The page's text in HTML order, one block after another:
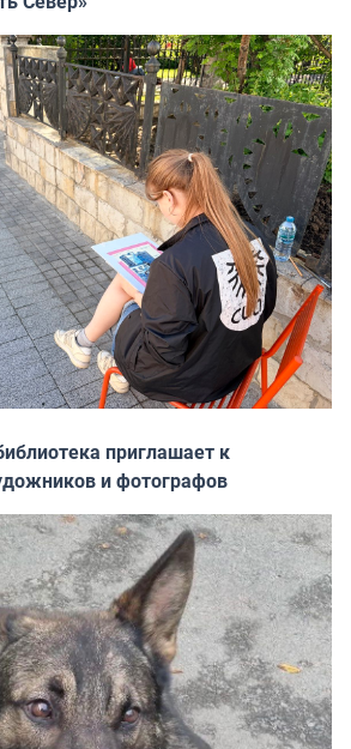
приглашает к
и фотографов